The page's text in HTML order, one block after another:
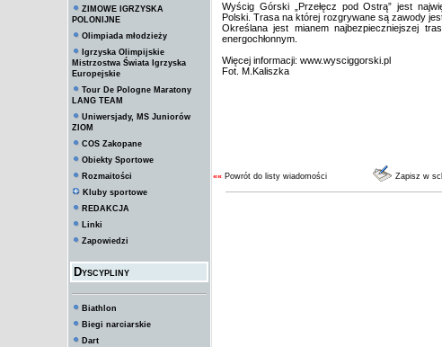
ZIMOWE IGRZYSKA
POLONIJNE
Olimpiada młodzieży
Igrzyska Olimpijskie
Mistrzostwa Świata Igrzyska
Europejskie
Tour De Pologne Maratony
LANG TEAM
Uniwersjady, MS Juniorów
ZIOM
COS Zakopane
Obiekty Sportowe
Rozmaitości
Kluby sportowe
REDAKCJA
Linki
Zapowiedzi
Dyscypliny
Biathlon
Biegi narciarskie
Dart
Wyścig Górski „Przełęcz pod Ostrą” jest
Polski. Trasa na której rozgrywane są zawody
Określana jest mianem najbezpieczniejszej
energochłonnym.
Więcej informacji: www.wysciggorski.pl
Fot. M.Kaliszka
«« Powrót do listy wiadomości Zapisz w